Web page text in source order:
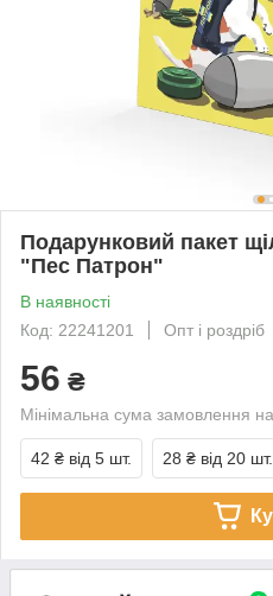
Подарунковий пакет
"Пес Патрон"
В наявності
Код: 22241201
Опт і роздріб
56 ₴
Мінімальна сума замовлення
42 ₴ від 5 шт. 28 ₴ від 20 шт.